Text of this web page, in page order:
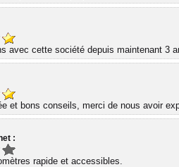
avec cette société depuis maintenant 3
et bons conseils, merci de nous avoir
:
rapide et accessibles.